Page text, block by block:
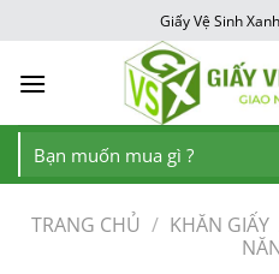
đến
nội
Giấy Vệ Sinh
Tìm
kiếm:
TRANG CHỦ / KHĂN GIẤY